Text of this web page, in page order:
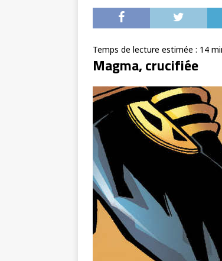
Temps de lecture estimée : 14
Magma, crucifiée